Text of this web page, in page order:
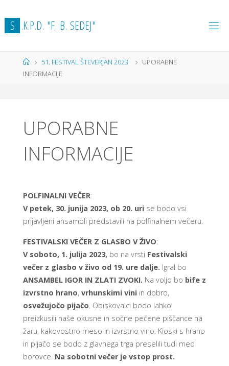
to
content
S .K.P.D. "F. B. SEDEJ"
Home51. FESTIVAL ŠTEVERJAN 2023
UPORABNE
INFORMACIJE
UPORABNE
INFORMACIJE
POLFINALNI VEČER:
V petek, 30. junija 2023, ob 20. urise bodo vsi
prijavljeni ansambli predstavili na polfinalnem večeru.
FESTIVALSKI VEČER Z GLASBO V ŽIVO:
V soboto, 1. julija 2023, bo na vrsti Festivalski
večer z glasbo v živo od 19. ure dalje. Igral bo
ANSAMBEL IGOR IN ZLATI ZVOKI. Na voljo bo bife z
izvrstno hrano, vrhunskimi viniin dobro,
osvežujočo pijačo. Obiskovalci bodo lahko
preizkusili naše okusne in sočne pečene piščance na
žaru, kakovostno meso in izvrstno vino. Kioski s hrano
in pijačo se bodo z glavnega trga preselili tudi med
borovce. Na sobotni večer je vstop prost.